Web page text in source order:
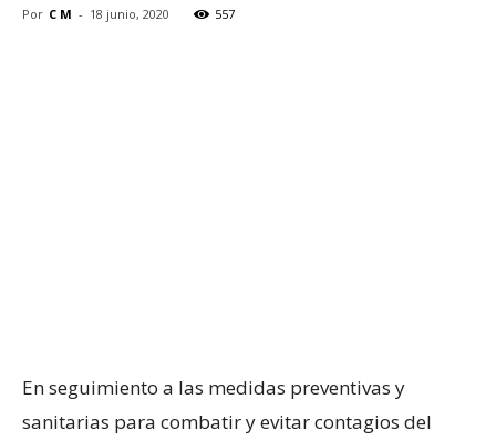
Por C M - 18 junio, 2020 557
En seguimiento a las medidas preventivas y
sanitarias para combatir y evitar contagios del